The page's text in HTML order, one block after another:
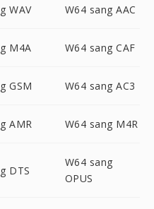
WAV W64 sang AAC
M4A W64 sang CAF
GSM W64 sang AC3
AMR W64 sang M4R
DTS
W64 sang
OPUS